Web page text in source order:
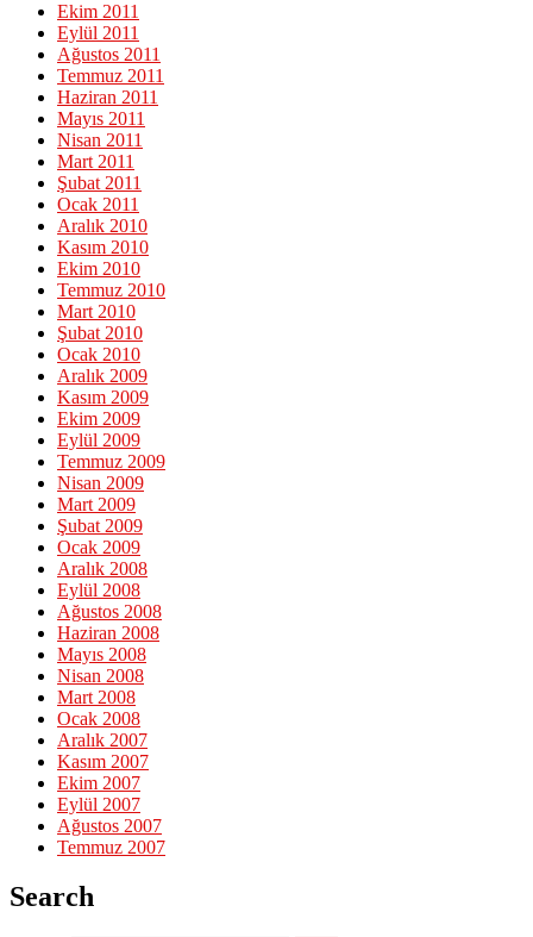
Ekim 2011
Eylül 2011
Ağustos 2011
Temmuz 2011
Haziran 2011
Mayıs 2011
Nisan 2011
Mart 2011
Şubat 2011
Ocak 2011
Aralık 2010
Kasım 2010
Ekim 2010
Temmuz 2010
Mart 2010
Şubat 2010
Ocak 2010
Aralık 2009
Kasım 2009
Ekim 2009
Eylül 2009
Temmuz 2009
Nisan 2009
Mart 2009
Şubat 2009
Ocak 2009
Aralık 2008
Eylül 2008
Ağustos 2008
Haziran 2008
Mayıs 2008
Nisan 2008
Mart 2008
Ocak 2008
Aralık 2007
Kasım 2007
Ekim 2007
Eylül 2007
Ağustos 2007
Temmuz 2007
Search